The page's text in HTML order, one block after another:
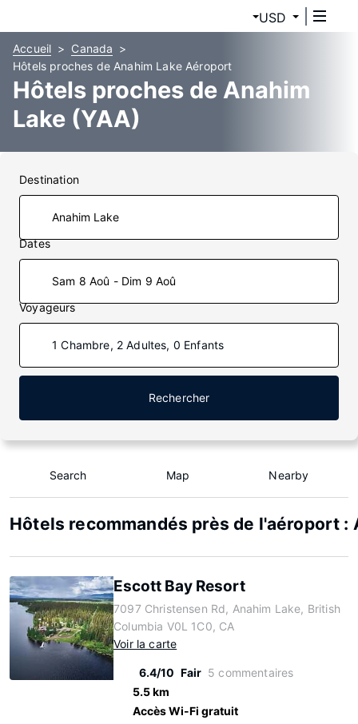
USD
Accueil
Canada
Hôtels proches de Anahim Lake Aéroport
Hôtels proches de Anahim
Lake (YAA)
Destination
Dates
Sam 8 Aoû - Dim 9 Aoû
Voyageurs
1 Chambre, 2 Adultes, 0 Enfants
Rechercher
Search Map Nearby
Hôtels recommandés près de l'aéroport :
Escott Bay Resort
7097 Christensen Rd, Anahim Lake, British
Columbia V0L 1C0, CA
Voir la carte
6.4/10 Fair 5 commentaires
5.5 km
Accès Wi-Fi gratuit